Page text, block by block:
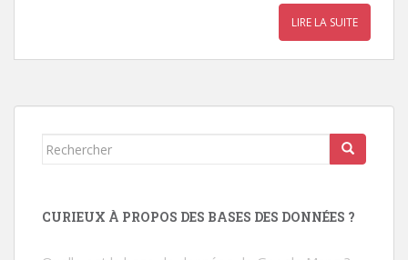
LIRE LA SUITE
Rechercher...
CURIEUX À PROPOS DES BASES DES DONNÉES ?